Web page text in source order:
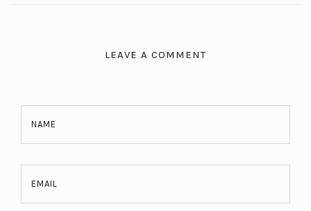
LEAVE A COMMENT
NAME
EMAIL